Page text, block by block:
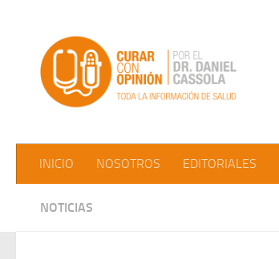
INICIO NOSOTROS EDITORIALES
NOTICIAS